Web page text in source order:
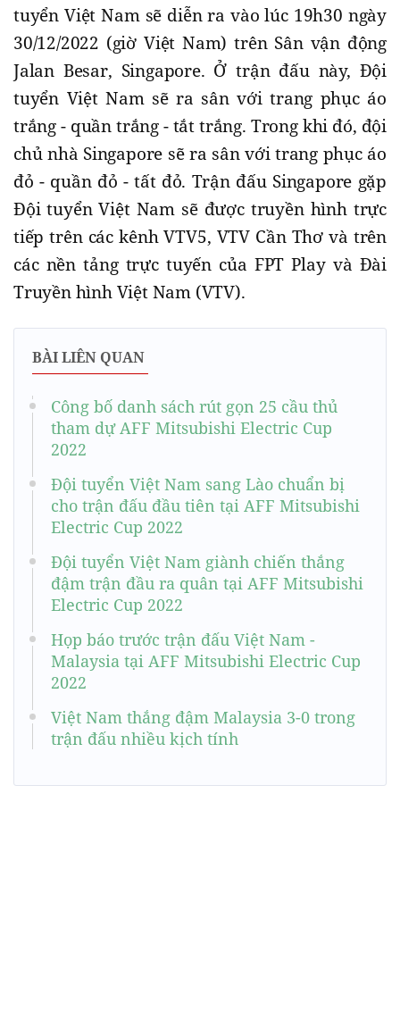
tuyển Việt Nam sẽ diễn ra vào lúc 19h30 ngày
30/12/2022 (giờ Việt Nam) trên Sân vận động
Jalan Besar, Singapore. Ở trận đấu này, Đội
tuyển Việt Nam sẽ ra sân với trang phục áo
trắng - quần trắng - tắt trắng. Trong khi đó, đội
chủ nhà Singapore sẽ ra sân với trang phục áo
đỏ - quần đỏ - tất đỏ. Trận đấu Singapore gặp
Đội tuyển Việt Nam sẽ được truyền hình trực
tiếp trên các kênh VTV5, VTV Cần Thơ và trên
các nền tảng trực tuyến của FPT Play và Đài
Truyền hình Việt Nam (VTV).
BÀI LIÊN QUAN
Công bố danh sách rút gọn 25 cầu thủ
tham dự AFF Mitsubishi Electric Cup
2022
Đội tuyển Việt Nam sang Lào chuẩn bị
cho trận đấu đầu tiên tại AFF Mitsubishi
Electric Cup 2022
Đội tuyển Việt Nam giành chiến thắng
đậm trận đầu ra quân tại AFF Mitsubishi
Electric Cup 2022
Họp báo trước trận đấu Việt Nam -
Malaysia tại AFF Mitsubishi Electric Cup
2022
Việt Nam thắng đậm Malaysia 3-0 trong
trận đấu nhiều kịch tính